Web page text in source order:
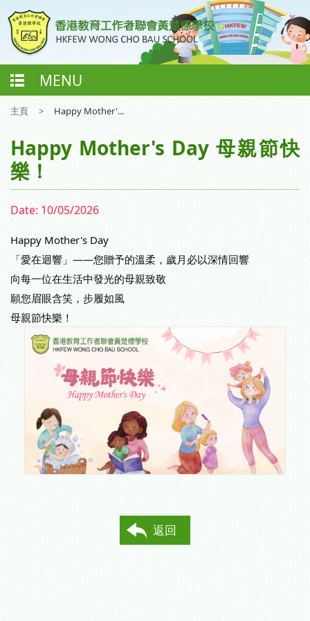
MENU
主頁 > Happy Mother'...
Happy Mother's Day 母親節快
樂！
Date: 10/05/2026
Happy Mother's Day
「愛在迴響」——您贈予的溫柔，歲月必以深情回響
向每一位在生活中發光的母親致敬
願您眉眼含笑，步履如風
母親節快樂！
返回